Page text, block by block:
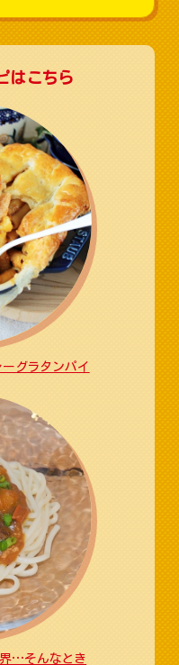
はこちら
グラタンパイ
界…そんなとき